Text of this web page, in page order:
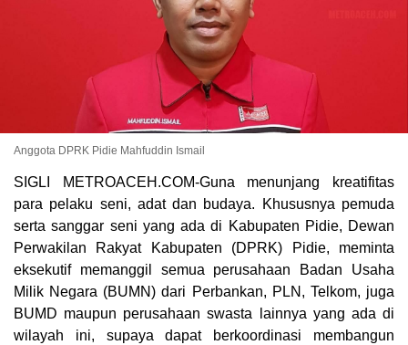
Anggota DPRK Pidie Mahfuddin Ismail
SIGLI METROACEH.COM-Guna menunjang kreatifitas
para pelaku seni, adat dan budaya. Khususnya pemuda
serta sanggar seni yang ada di Kabupaten Pidie, Dewan
Perwakilan Rakyat Kabupaten (DPRK) Pidie, meminta
eksekutif memanggil semua perusahaan Badan Usaha
Milik Negara (BUMN) dari Perbankan, PLN, Telkom, juga
BUMD maupun perusahaan swasta lainnya yang ada di
wilayah ini, supaya dapat berkoordinasi membangun